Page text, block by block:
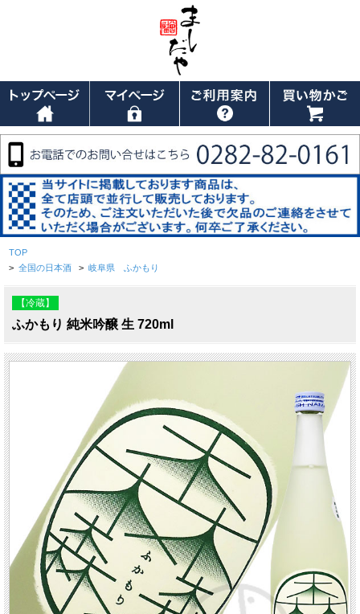
TOP
> 全国の日本酒 > 岐阜県 ふかもり
【冷蔵】
ふかもり 純米吟醸 生 720ml